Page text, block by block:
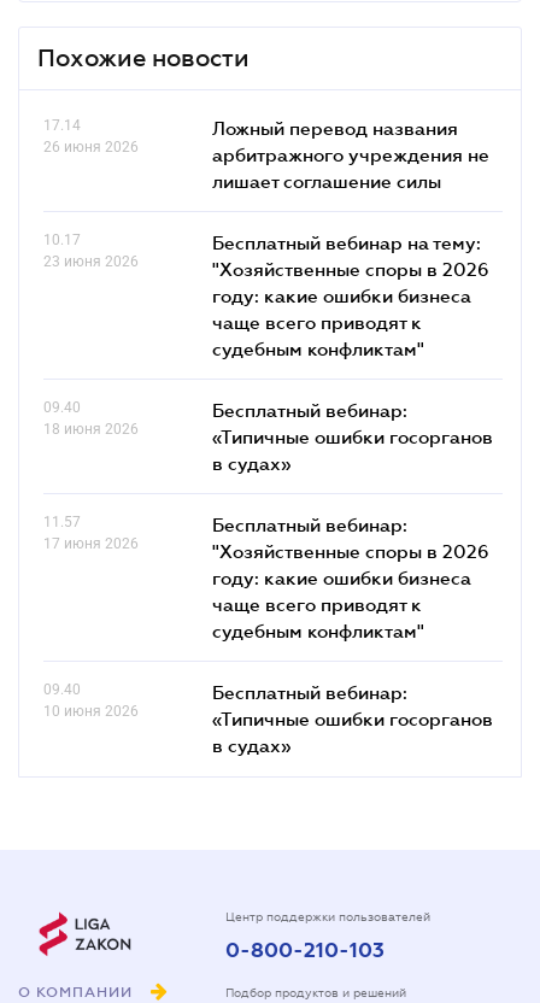
Похожие новости
17.14
26 июня 2026
Ложный перевод названия
арбитражного учреждения не
лишает соглашение силы
10.17
23 июня 2026
Бесплатный вебинар на тему:
"Хозяйственные споры в 2026
году: какие ошибки бизнеса
чаще всего приводят к
судебным конфликтам"
09.40
18 июня 2026
Бесплатный вебинар:
«Типичные ошибки госорганов
в судах»
11.57
17 июня 2026
Бесплатный вебинар:
"Хозяйственные споры в 2026
году: какие ошибки бизнеса
чаще всего приводят к
судебным конфликтам"
09.40
10 июня 2026
Бесплатный вебинар:
«Типичные ошибки госорганов
в судах»
О КОМПАНИИ
Центр поддержки пользователей
0-800-210-103
Подбор продуктов и решений